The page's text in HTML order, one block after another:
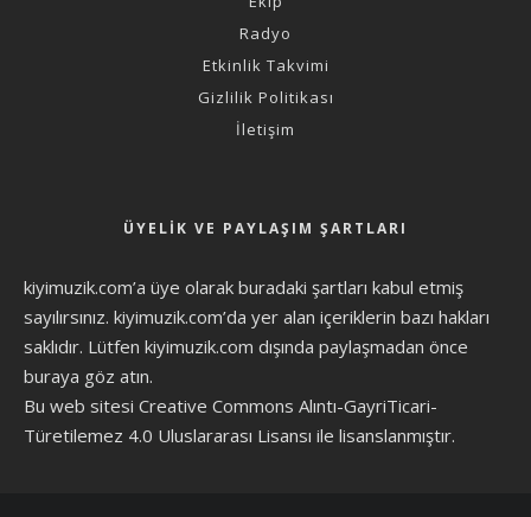
Radyo
Etkinlik Takvimi
Gizlilik Politikası
İletişim
ÜYELIK VE PAYLAŞIM ŞARTLARI
kiyimuzik.com’a üye olarak buradaki şartları kabul etmiş
sayılırsınız. kiyimuzik.com’da yer alan içeriklerin bazı hakları
saklıdır. Lütfen kiyimuzik.com dışında paylaşmadan önce
buraya göz atın.
Bu web sitesi Creative Commons Alıntı-GayriTicari-
Türetilemez 4.0 Uluslararası Lisansı ile lisanslanmıştır.